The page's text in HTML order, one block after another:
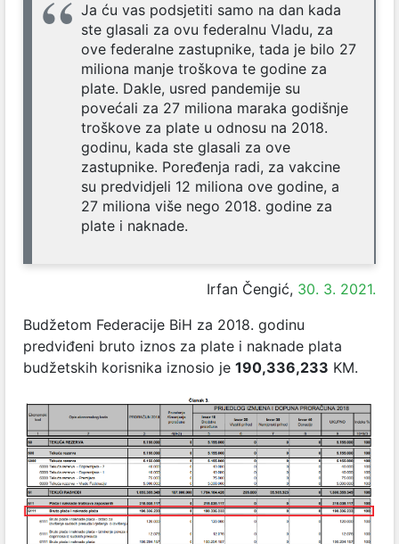
Ja ću vas podsjetiti samo na dan kada
ste glasali za ovu federalnu Vladu, za
ove federalne zastupnike, tada je bilo 27
miliona manje troškova te godine za
plate. Dakle, usred pandemije su
povećali za 27 miliona maraka godišnje
troškove za plate u odnosu na 2018.
godinu, kada ste glasali za ove
zastupnike. Poređenja radi, za vakcine
su predvidjeli 12 miliona ove godine, a
27 miliona više nego 2018. godine za
plate i naknade.
Irfan Čengić, 30. 3. 2021.
Budžetom Federacije BiH za 2018. godinu
predviđeni bruto iznos za plate i naknade plata
budžetskih korisnika iznosio je 190,336,233 KM.